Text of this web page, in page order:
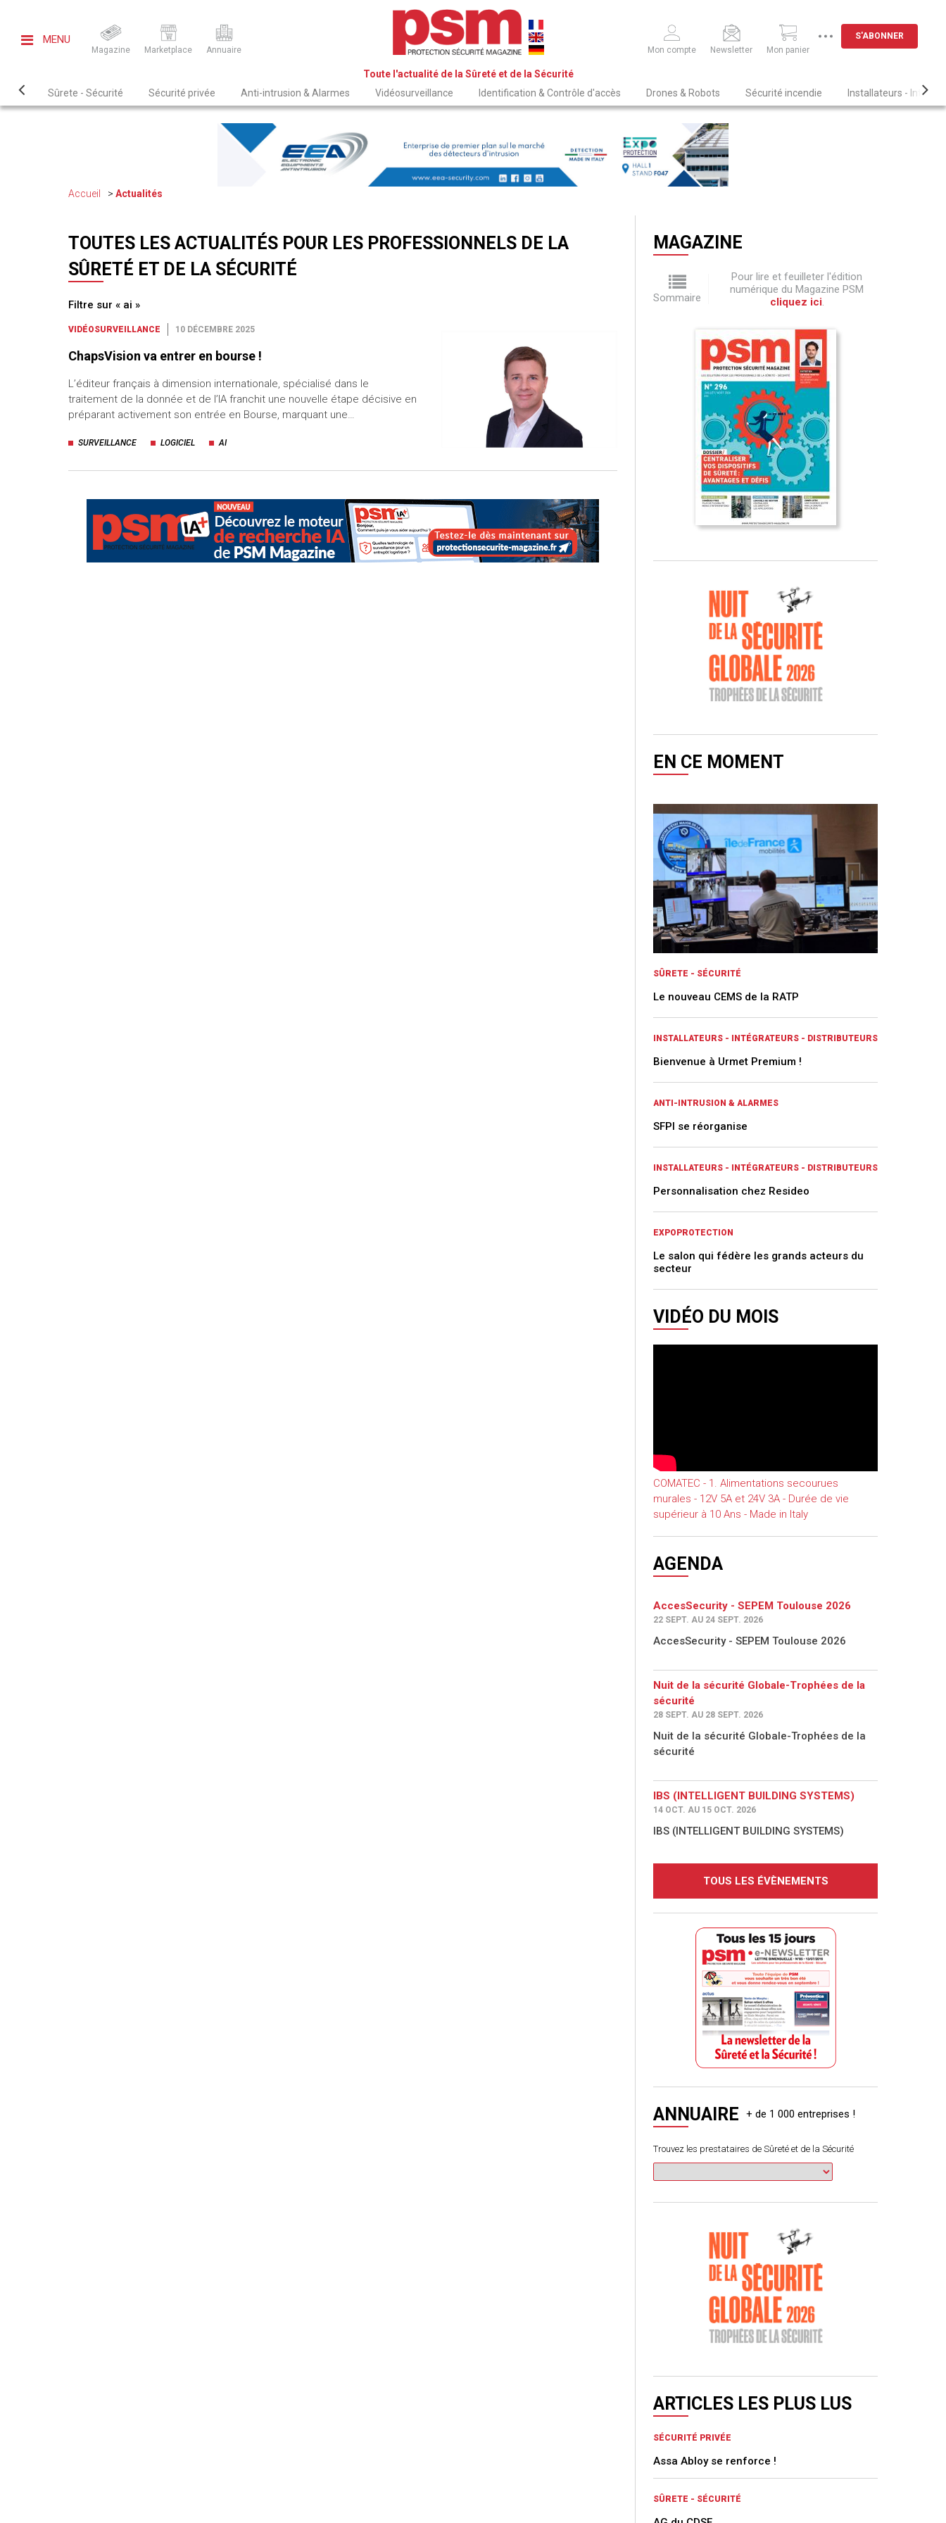
MENU
Magazine Marketplace Annuaire
Toute l'actualité de la Sûreté et de la Sécurité
Mon compte Newsletter Mon panier
S'ABONNER
Sûrete - Sécurité Sécurité privée Anti-intrusion & Alarmes Vidéosurveillance Identification & Contrôle d'accès Drones & Robots Sécurité incendie Installateurs -
Accueil Actualités
TOUTES LES ACTUALITÉS POUR LES PROFESSIONNELS DE LA
SÛRETÉ ET DE LA SÉCURITÉ
Filtre sur « ai »
VIDÉOSURVEILLANCE 10 DÉCEMBRE 2025
ChapsVision va entrer en bourse !
L’éditeur français à dimension internationale, spécialisé dans le
traitement de la donnée et de l’IA franchit une nouvelle étape décisive en
préparant activement son entrée en Bourse, marquant une…
SURVEILLANCE LOGICIEL AI
MAGAZINE
Sommaire
Pour lire et feuilleter l'édition
numérique du Magazine PSM
cliquez ici.
EN CE MOMENT
SÛRETE - SÉCURITÉ
Le nouveau CEMS de la RATP
INSTALLATEURS - INTÉGRATEURS - DISTRIBUTEURS
Bienvenue à Urmet Premium !
ANTI-INTRUSION & ALARMES
SFPI se réorganise
INSTALLATEURS - INTÉGRATEURS - DISTRIBUTEURS
Personnalisation chez Resideo
EXPOPROTECTION
Le salon qui fédère les grands acteurs du
secteur
VIDÉO DU MOIS
COMATEC - 1. Alimentations secourues
murales - 12V 5A et 24V 3A - Durée de vie
supérieur à 10 Ans - Made in Italy
AGENDA
AccesSecurity - SEPEM Toulouse 2026
22 SEPT. AU 24 SEPT. 2026
AccesSecurity - SEPEM Toulouse 2026
Nuit de la sécurité Globale-Trophées de la
sécurité
28 SEPT. AU 28 SEPT. 2026
Nuit de la sécurité Globale-Trophées de la
sécurité
IBS (INTELLIGENT BUILDING SYSTEMS)
14 OCT. AU 15 OCT. 2026
IBS (INTELLIGENT BUILDING SYSTEMS)
TOUS LES ÉVÈNEMENTS
ANNUAIRE
Trouvez les prestataires de Sûreté et de la Sécurité
ARTICLES LES PLUS LUS
SÉCURITÉ PRIVÉE
Assa Abloy se renforce !
SÛRETE - SÉCURITÉ